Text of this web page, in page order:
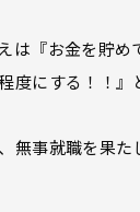
は『お金を貯め
度にする！！
無事就職を果た